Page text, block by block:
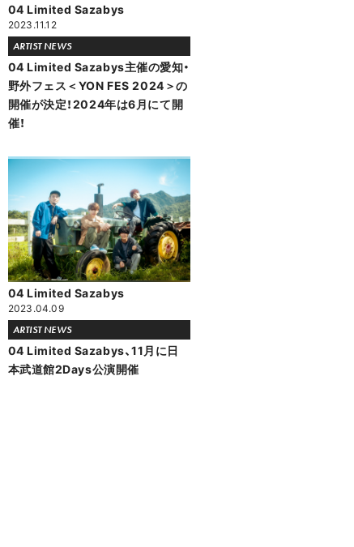
04 Limited Sazabys
2023.11.12
ARTIST NEWS
04 Limited Sazabys主催の愛知・
野外フェス＜YON FES 2024＞の
開催が決定！2024年は6月にて開
催！
04 Limited Sazabys
2023.04.09
ARTIST NEWS
04 Limited Sazabys、11月に日
本武道館2Days公演開催